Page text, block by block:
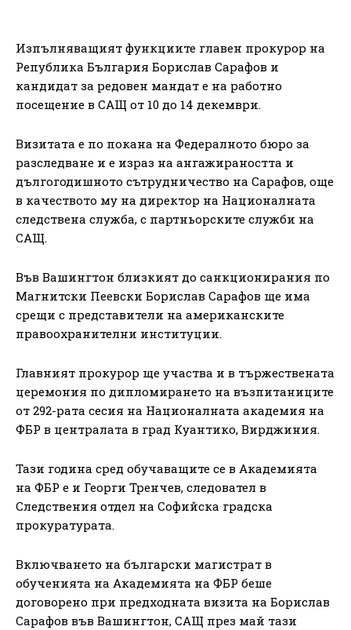
Изпълняващият функциите главен прокурор на
Република България Борислав Сарафов и
кандидат за редовен мандат е на работно
посещение в САЩ от 10 до 14 декември.
Визитата е по покана на Федералното бюро за
разследване и е израз на ангажираността и
дългогодишното сътрудничество на Сарафов, още
в качеството му на директор на Националната
следствена служба, с партньорските служби на
САЩ.
Във Вашингтон близкият до санкционирания по
Магнитски Пеевски Борислав Сарафов ще има
срещи с представители на американските
правоохранителни институции.
Главният прокурор ще участва и в тържествената
церемония по дипломирането на възпитаниците
от 292-рата сесия на Националната академия на
ФБР в централата в град Куантико, Вирджиния.
Тази година сред обучаващите се в Академията
на ФБР е и Георги Тренчев, следовател в
Следствения отдел на Софийска градска
прокуратурата.
Включването на български магистрат в
обученията на Академията на ФБР беше
договорено при предходната визита на Борислав
Сарафов във Вашингтон, САЩ през май тази